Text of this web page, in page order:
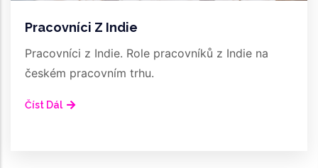
Pracovníci Z Indie
Pracovníci z Indie. Role pracovníků z Indie na
českém pracovním trhu.
Číst Dál